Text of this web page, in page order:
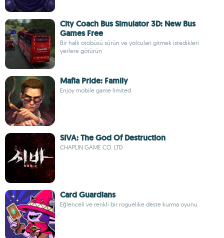
City Coach Bus Simulator 3D: New Bus
Games Free
Bir halk otobüsü sürün ve yolcuları gitmek istedikleri
yerlere götürün
Mafia Pride: Family
Enjoy mobile game limited
SIVA: The God Of Destruction
CHAPLIN GAME CO. LTD
Card Guardians
Eğlenceli ve renkli bir roguelike deste kurma oyunu